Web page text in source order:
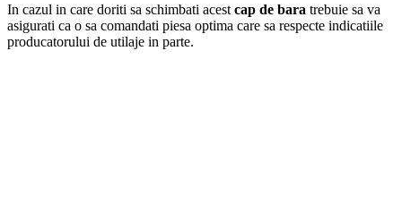
In cazul in care doriti sa schimbati acest cap de bara trebuie sa va
asigurati ca o sa comandati piesa optima care sa respecte indicatiile
producatorului de utilaje in parte.